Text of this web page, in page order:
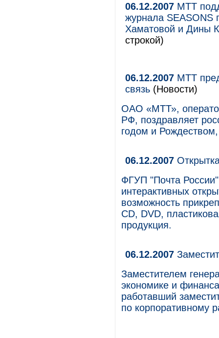
06.12.2007 МТТ
журнала SEASONS
Хаматовой и Дины
строкой)
06.12.2007 МТТ
связь (Новости)
ОАО «МТТ»,
РФ, поздравляет
годом и
06.12.2007
ФГУП "Почта России"
интерактивных
возможность
CD, DVD,
продукция.
06.12.2007
Заместителем
экономике и
работавший
по корпоративному